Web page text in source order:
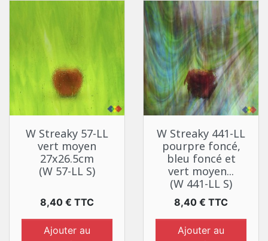
W Streaky 57-LL
vert moyen
27x26.5cm
(W 57-LL S)
Prix
8,40 € TTC
Ajouter au
W Streaky 441-LL
pourpre foncé,
bleu foncé et
vert moyen...
(W 441-LL S)
Prix
8,40 € TTC
Ajouter au